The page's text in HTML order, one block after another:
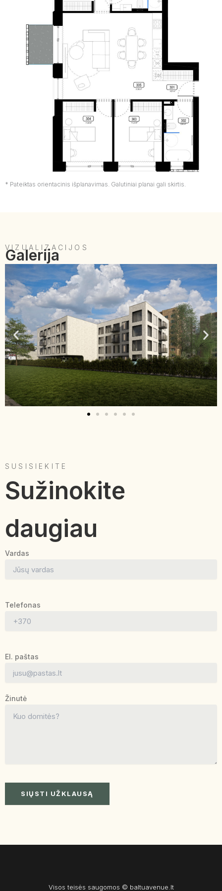
* Pateiktas orientacinis išplanavimas. Galutiniai planai gali skirtis.
VIZUALIZACIJOS
Galerija
SUSISIEKITE
Sužinokite
daugiau
Vardas
Telefonas
El. paštas
Žinutė
Visos teisės saugomos © baltuavenue.lt